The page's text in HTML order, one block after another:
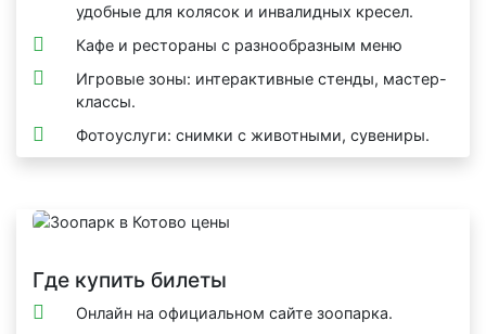
удобные для колясок и инвалидных кресел.
Кафе и рестораны с разнообразным меню
Игровые зоны: интерактивные стенды, мастер-
классы.
Фотоуслуги: снимки с животными, сувениры.
Где купить билеты
Онлайн на официальном сайте зоопарка.